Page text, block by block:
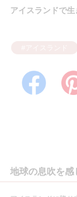
アイスランドで生
地球の息吹を感